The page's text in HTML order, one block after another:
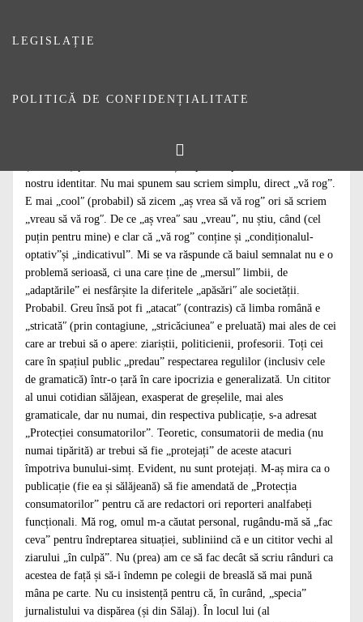
LEGISLAȚIE
POLITICĂ DE CONFIDENȚIALITATE
Respectarea regulilor nu a fost și nu este, de fapt, o preocupare
nostru identitar. Nu mai spunem sau scriem simplu, direct „vă rog”.
E mai „coolʺ (probabil) să zicem „aș vrea să vă rog” ori să scriem
„vreau să vă rogʺ. De ce „aș vreaʺ sau „vreau”, nu știu, când (cel
puțin pentru mine) e clar că „vă rog” conține și „condiționalul-
optativ”și „indicativul”. Mi se va răspunde că baiul semnalat nu e o
problemă serioasă, ci una care ține de „mersulʺ limbii, de
„adaptările” ei nesfârșite la diferitele „apăsăriʺ ale societății.
Probabil. Greu însă pot fi „atacatʺ (contrazis) că limba română e
„stricatăʺ (prin contagiune, „stricăciuneaʺ e preluată) mai ales de cei
care ar trebui să o apere: ziariștii, politicienii, profesorii. Toți cei
care în spațiul public „predau” respectarea regulilor (inclusiv cele
de gramatică) într-o țară în care ipocrizia e generalizată. Un cititor
al unui cotidian sălăjean, exasperat de greșelile, mai ales
gramaticale, dar nu numai, din respectiva publicație, s-a adresat
„Protecției consumatorilor”. Teoretic, consumatorii de media (nu
numai tipărită) ar trebui să fie „protejați” de aceste atacuri
împotriva bunului-simț. Evident, nu sunt protejați. M-aș mira ca o
publicație (fie ea și sălăjeană) să fie amendată de „Protecția
consumatorilor” pentru că are redactori ori reporteri analfabeți
funcționali. Mă rog, omul m-a căutat personal, rugându-mă să „fac
ceva” pentru îndreptarea situației, subliniind că e un cititor vechi al
ziarului „în culpă”. Nu (prea) am ce să fac decât să scriu rânduri ca
acestea de față și să-i îndemn pe colegii de breaslă să mai pună
mâna pe carte. Nu cu insistență pentru că, în curând, „specia”
jurnalistului va dispărea (și din Sălaj). În locul lui (al